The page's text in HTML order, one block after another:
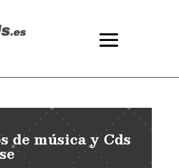
de música y Cds